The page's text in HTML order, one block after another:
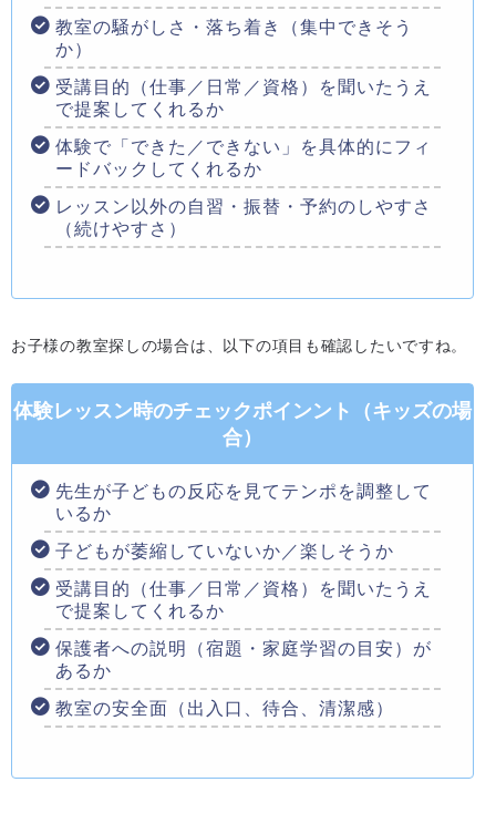
教室の騒がしさ・落ち着き（集中できそう
か）
受講目的（仕事／日常／資格）を聞いたうえ
で提案してくれるか
体験で「できた／できない」を具体的にフィ
ードバックしてくれるか
レッスン以外の自習・振替・予約のしやすさ
（続けやすさ）
お子様の教室探しの場合は、以下の項目も確認したいですね。
体験レッスン時のチェックポインント（キッズの場
合）
先生が子どもの反応を見てテンポを調整して
いるか
子どもが萎縮していないか／楽しそうか
受講目的（仕事／日常／資格）を聞いたうえ
で提案してくれるか
保護者への説明（宿題・家庭学習の目安）が
あるか
教室の安全面（出入口、待合、清潔感）